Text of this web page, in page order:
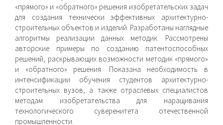
«прямого» и «обратного» решения изобретательских задач
для создания технически эффективных архитектурно-
строительных объектов и изделий. Разработаны наглядные
алгоритмы реализации данных методик. Рассмотрены
авторские примеры по созданию патентоспособных
решений, раскрывающих возможности методик «прямого»
и «обратного» решения. Показана необходимость в
интенсификации обучения студентов архитектурно-
строительных вузов, а также отраслевых специалистов
методам изобретательства для наращивания
технологического суверенитета отечественной
промышленности.